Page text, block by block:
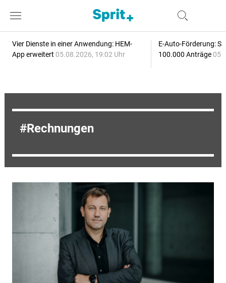
Vier Dienste in einer Anwendung: HEM-
App erweitert 05.08.2026, 19:02 Uhr
E-Auto-Förderung:
100.000 Anträge
Rechnungen